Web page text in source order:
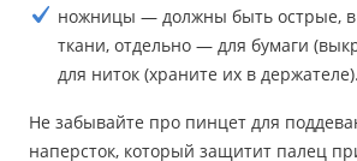
ножницы — должны быть острые, в
ткани, отдельно — для бумаги
для ниток (храните их в держателе).
Не забывайте про пинцет для
наперсток, который защитит палец